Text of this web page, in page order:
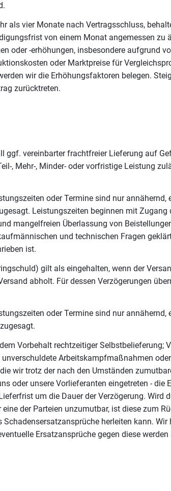
als vier Monate nach Vertragsschluss,
von einem Monat angemessen zu
oder -erhöhungen, insbesondere aufgrund
oder Marktpreise für
wir die Erhöhungsfaktoren belegen.
zurücktreten.
ggf. vereinbarter frachtfreier Lieferung auf
, Mehr-, Minder- oder vorfristige Leistung
oder Termine sind nur annähernd,
Leistungszeiten beginnen mit Zugang
mangelfreien Überlassung von
und technischen Fragen
ist.
gilt als eingehalten, wenn der
abholt. Für dessen Verzögerungen
oder Termine sind nur annähernd,
Vorbehalt rechtzeitiger Selbstbelieferung;
Arbeitskampfmaßnahmen
wir trotz der nach den Umständen
oder unsere Vorlieferanten eingetreten - die
um die Dauer der Verzögerung. Wird
der Parteien unzumutbar, ist diese zum
Schadensersatzansprüche herleiten kann.
Ersatzansprüche gegen diese werden